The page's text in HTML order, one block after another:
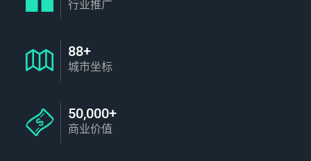
行业推广
88+
城市坐标
50,000+
商业价值